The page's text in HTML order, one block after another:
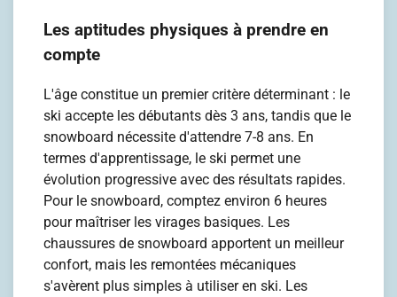
Les aptitudes physiques à prendre en
compte
L'âge constitue un premier critère déterminant : le
ski accepte les débutants dès 3 ans, tandis que le
snowboard nécessite d'attendre 7-8 ans. En
termes d'apprentissage, le ski permet une
évolution progressive avec des résultats rapides.
Pour le snowboard, comptez environ 6 heures
pour maîtriser les virages basiques. Les
chaussures de snowboard apportent un meilleur
confort, mais les remontées mécaniques
s'avèrent plus simples à utiliser en ski. Les